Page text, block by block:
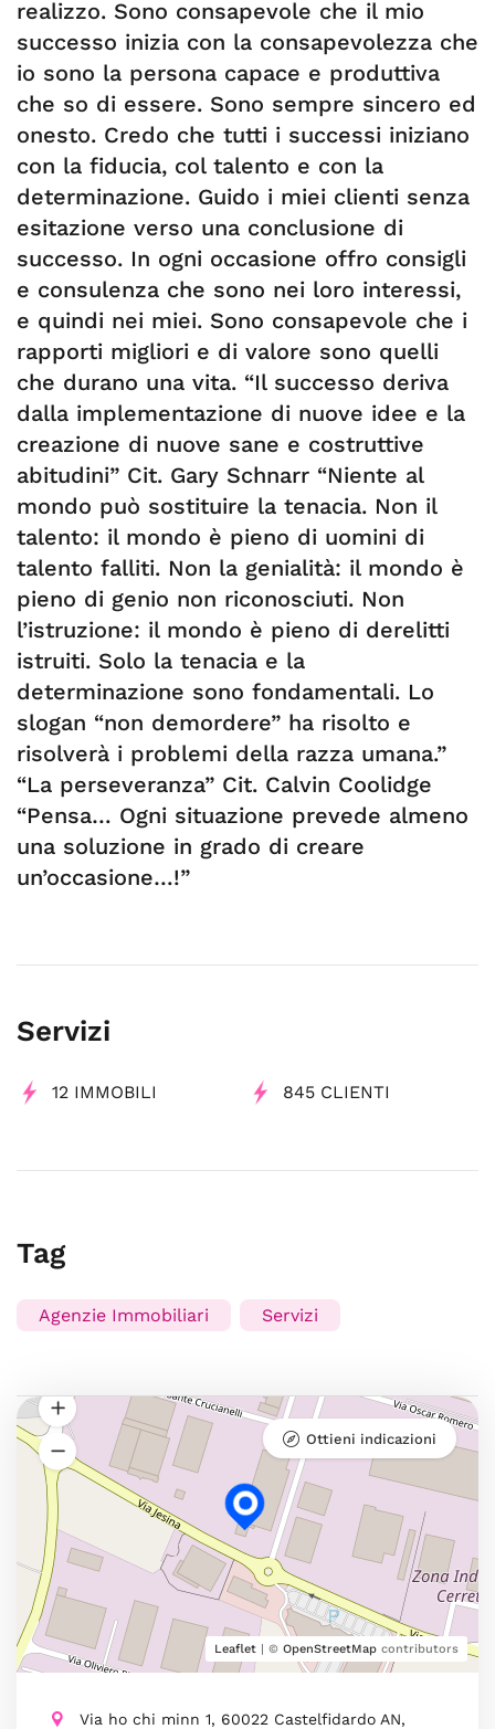
realizzo. Sono consapevole che il mio
successo inizia con la consapevolezza che
io sono la persona capace e produttiva
che so di essere. Sono sempre sincero ed
onesto. Credo che tutti i successi iniziano
con la fiducia, col talento e con la
determinazione. Guido i miei clienti senza
esitazione verso una conclusione di
successo. In ogni occasione offro consigli
e consulenza che sono nei loro interessi,
e quindi nei miei. Sono consapevole che i
rapporti migliori e di valore sono quelli
che durano una vita. “Il successo deriva
dalla implementazione di nuove idee e la
creazione di nuove sane e costruttive
abitudini” Cit. Gary Schnarr “Niente al
mondo può sostituire la tenacia. Non il
talento: il mondo è pieno di uomini di
talento falliti. Non la genialità: il mondo è
pieno di genio non riconosciuti. Non
l’istruzione: il mondo è pieno di derelitti
istruiti. Solo la tenacia e la
determinazione sono fondamentali. Lo
slogan “non demordere” ha risolto e
risolverà i problemi della razza umana.”
“La perseveranza” Cit. Calvin Coolidge
“Pensa… Ogni situazione prevede almeno
una soluzione in grado di creare
un’occasione…!”
Servizi
12 IMMOBILI 845 CLIENTI
Tag
Agenzie Immobiliari Servizi
Leaflet | © OpenStreetMap contributors
Ottieni indicazioni
Via ho chi minn 1, 60022 Castelfidardo AN,